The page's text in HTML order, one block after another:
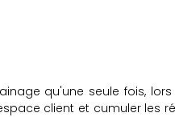
qu'une seule fois,
client et cumuler les